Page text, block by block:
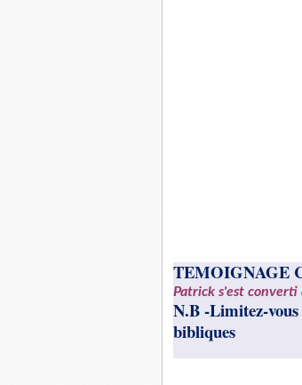
TEMOIGNAGE
Patrick s'est converti
N.B -Limitez-vous
bibliques